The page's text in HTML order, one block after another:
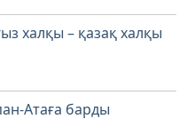
халқы – қазақ халқы
Атаға барды